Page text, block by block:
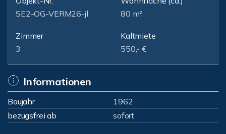
SE2-OG-VERM26-jl
80 m²
Zimmer
3
Kaltmiete
550,- €
Informationen
Baujahr
1962
bezugsfrei ab
sofort